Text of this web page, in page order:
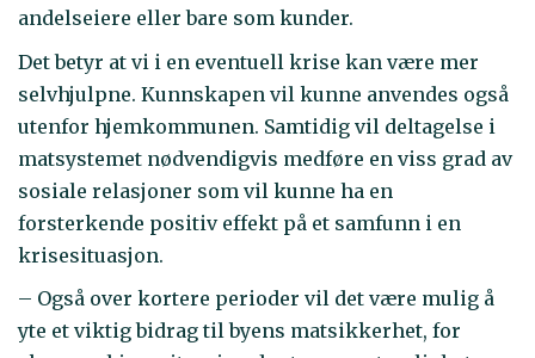
andelseiere eller bare som kunder.
Det betyr at vi i en eventuell krise kan være mer
selvhjulpne. Kunnskapen vil kunne anvendes også
utenfor hjemkommunen. Samtidig vil deltagelse i
matsystemet nødvendigvis medføre en viss grad av
sosiale relasjoner som vil kunne ha en
forsterkende positiv effekt på et samfunn i en
krisesituasjon.
– Også over kortere perioder vil det være mulig å
yte et viktig bidrag til byens matsikkerhet, for